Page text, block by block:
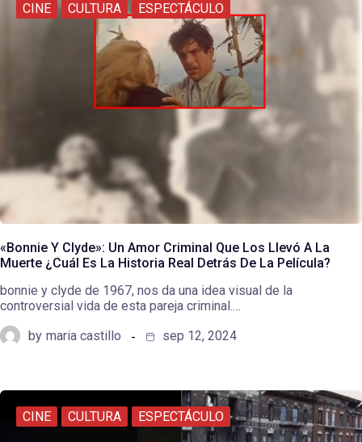
CINE CULTURA ESPECTÁCULO
«Bonnie Y Clyde»: Un Amor Criminal Que Los Llevó A La
Muerte ¿Cuál Es La Historia Real Detrás De La Película?
bonnie y clyde de 1967, nos da una idea visual de la
controversial vida de esta pareja criminal.…
by maria castillo sep 12, 2024
CINE CULTURA ESPECTÁCULO